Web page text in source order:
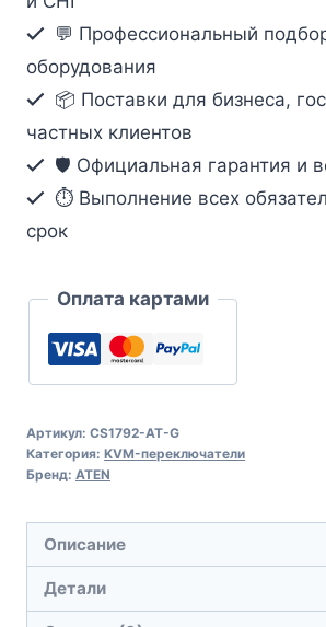
AT-
G
2
порта.
USB
HDMI
💬 Профессиональный
оборудования
📦 Поставки для бизнеса,
частных клиентов
🛡️ Официальная гарантия и
⏱ Выполнение всех
срок
Оплата картами
Артикул: CS1792-AT-G
Категория: KVM-переключатели
Бренд: ATEN
Описание
Детали